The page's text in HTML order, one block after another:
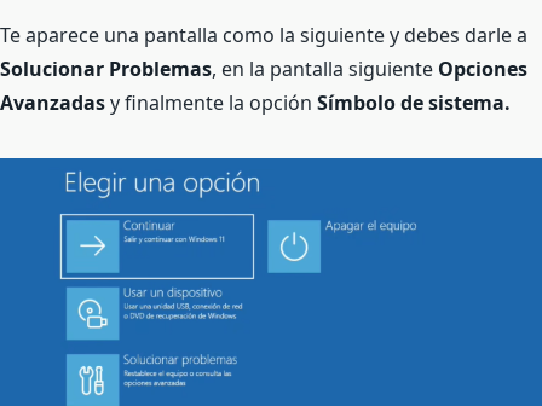
Te aparece una pantalla como la siguiente y debes darle a
Solucionar Problemas, en la pantalla siguiente Opciones
Avanzadasy finalmente la opción Símbolo de sistema.